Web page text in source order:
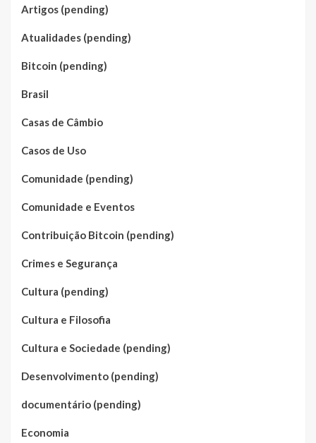
Artigos (pending)
Atualidades (pending)
Bitcoin (pending)
Brasil
Casas de Câmbio
Casos de Uso
Comunidade (pending)
Comunidade e Eventos
Contribuição Bitcoin (pending)
Crimes e Segurança
Cultura (pending)
Cultura e Filosofia
Cultura e Sociedade (pending)
Desenvolvimento (pending)
documentário (pending)
Economia